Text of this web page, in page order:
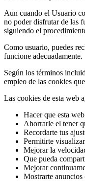
Aun cuando el Usuario
no poder disfrutar de las
siguiendo el
Como usuario, puedes
funcione adecuadamente.
Según los términos
empleo de las cookies
Las cookies de esta web
Hacer que esta
Ahorrarle el tener
Recordarte tus
Permitirte
Mejorar la
Que pueda
Mejorar
Mostrarte anuncios